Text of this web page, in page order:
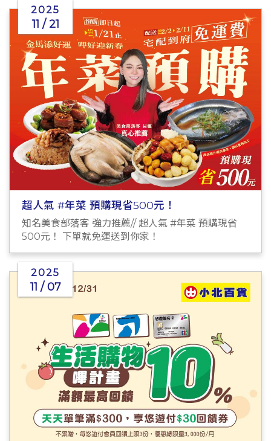
2025
11 / 21
超人氣 #年菜 預購現省500元！
知名美食部落客 強力推薦// 超人氣 #年菜 預購現省
500元！ 下單就免運送到你家！
2025
11 / 07